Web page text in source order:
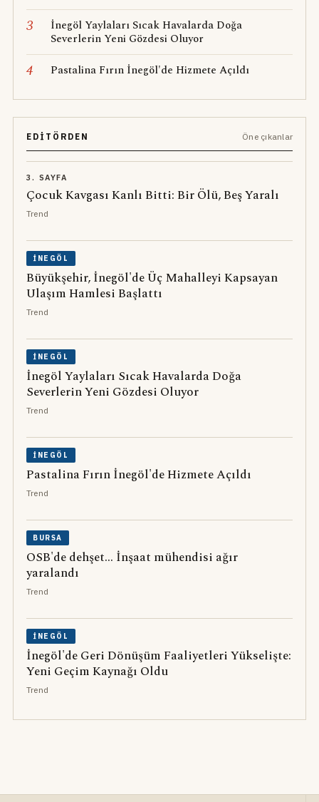
3
İnegöl Yaylaları Sıcak Havalarda Doğa
Severlerin Yeni Gözdesi Oluyor
4 Pastalina Fırın İnegöl'de Hizmete Açıldı
EDITÖRDEN Öne çıkanlar
3. SAYFA
Çocuk Kavgası Kanlı Bitti: Bir Ölü, Beş Yaralı
Trend
İNEGÖL
Büyükşehir, İnegöl'de Üç Mahalleyi Kapsayan
Ulaşım Hamlesi Başlattı
Trend
İNEGÖL
İnegöl Yaylaları Sıcak Havalarda Doğa
Severlerin Yeni Gözdesi Oluyor
Trend
İNEGÖL
Pastalina Fırın İnegöl'de Hizmete Açıldı
Trend
BURSA
OSB'de dehşet... İnşaat mühendisi ağır
yaralandı
Trend
İNEGÖL
İnegöl'de Geri Dönüşüm Faaliyetleri Yükselişte:
Yeni Geçim Kaynağı Oldu
Trend